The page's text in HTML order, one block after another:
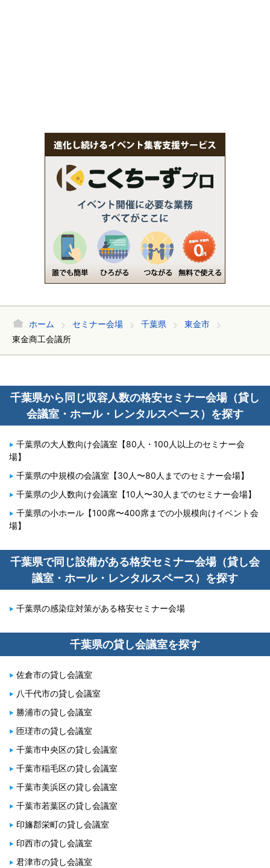
ホーム セミナー会場 千葉県
東金市
東金商工会議所
千葉県から同じ収容人数の格安セミナー会場（貸し
会議室・ホール・レンタルスペース）を探す
千葉県の大人数向け会議室【80人・100人以上のセミナー会
場】
千葉県の中規模の会議室【30人〜80人までのセミナー会場】
千葉県の少人数向け会議室【10人〜30人までのセミナー会場】
千葉県の小ホール【100席〜400席までの小規模向けイベント会
場】
千葉県で同じ設備がある格安セミナー会場（貸し会
議室・ホール・レンタルスペース）を探す
千葉県の感染症対策がある格安セミナー会場
千葉県の貸し会議室を探す
佐倉市の貸し会議室
八千代市の貸し会議室
勝浦市の貸し会議室
匝瑳市の貸し会議室
千葉市中央区の貸し会議室
千葉市稲毛区の貸し会議室
千葉市美浜区の貸し会議室
千葉市若葉区の貸し会議室
印旛郡栄町の貸し会議室
印西市の貸し会議室
君津市の貸し会議室